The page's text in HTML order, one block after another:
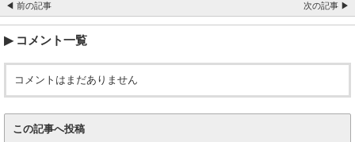
◀ 前の記事 次の記事 ▶
コメント一覧
コメントはまだありません
この記事へ投稿